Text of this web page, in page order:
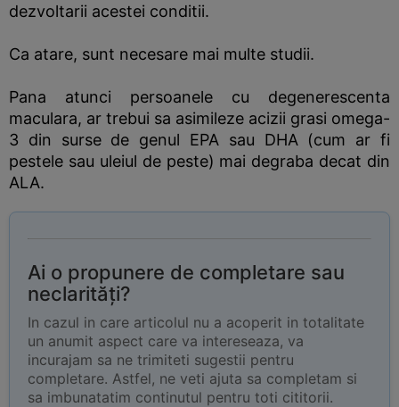
dezvoltarii acestei conditii.
Ca atare, sunt necesare mai multe studii.
Pana atunci persoanele cu degenerescenta
maculara, ar trebui sa asimileze acizii grasi omega-
3 din surse de genul EPA sau DHA (cum ar fi
pestele sau uleiul de peste) mai degraba decat din
ALA.
Ai o propunere de completare sau
neclarități?
In cazul in care articolul nu a acoperit in totalitate
un anumit aspect care va intereseaza, va
incurajam sa ne trimiteti sugestii pentru
completare. Astfel, ne veti ajuta sa completam si
sa imbunatatim continutul pentru toti cititorii.